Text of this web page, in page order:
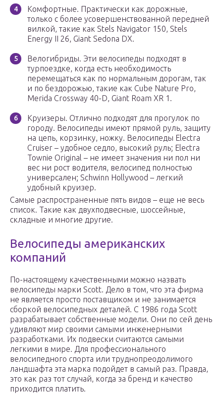
Комфортные. Практически как дорожные,
только с более усовершенствованной передней
вилкой, такие как Stels Navigator 150, Stels
Energy II 26, Giant Sedona DX.
Велогибриды. Эти велосипеды подходят в
турпоездке, когда есть необходимость
перемещаться как по нормальным дорогам, так
и по бездорожью, такие как Cube Nature Pro,
Merida Crossway 40-D, Giant Roam XR 1.
Круизеры. Отлично подходят для прогулок по
городу. Велосипеды имеют прямой руль, защиту
на цепь, корзинку, ножку. Велосипеды Electra
Cruiser – удобное седло, высокий руль; Electra
Townie Original – не имеет значения ни пол ни
вес ни рост водителя, велосипед полностью
универсален; Schwinn Hollywood – легкий
удобный круизер.
Самые распространенные пять видов – еще не весь
список. Такие как двухподвесные, шоссейные,
складные и многие другие.
Велосипеды американских
компаний
По-настоящему качественными можно назвать
велосипеды марки Scott. Дело в том, что эта фирма
не является просто поставщиком и не занимается
сборкой велосипедных деталей. С 1986 года Scott
разрабатывает собственные модели. Они по сей день
удивляют мир своими самыми инженерными
разработками. Их подвески считаются самыми
легкими в мире. Для профессионального
велосипедного спорта или труднопреодолимого
ландшафта эта марка подойдет в самый раз. Правда,
это как раз тот случай, когда за бренд и качество
приходится платить.